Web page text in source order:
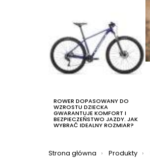
ROWER DOPASOWANY DO
WZROSTU DZIECKA
GWARANTUJE KOMFORT I
BEZPIECZEŃSTWO JAZDY. JAK
WYBRAĆ IDEALNY ROZMIAR?
Jesteś tutaj:
Strona główna Produkty